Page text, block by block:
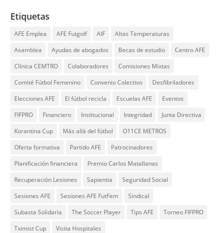
Etiquetas
AFE Emplea AFE Futgolf AIF
Altas Temperaturas
Asamblea
Ayudas de abogados Becas de estudio
Centro AFE
Clínica CEMTRO
Colaboradores
Comisiones Mixtas
Comité Fútbol Femenino
Convenio Colectivo
Desfibriladores
Elecciones AFE
El fútbol recicla Escuelas AFE
Eventos
FIFPRO
Financiero Institucional Integridad
Junta Directiva
Korantina Cup
Más allá del fútbol
O11CE METROS
Oferta formativa
Partido AFE
Patrocinadores
Planificación financiera
Premio Carlos Matallanas
Recuperación Lesiones
Sapientia
Seguridad Social
Sesiones AFE
Sesiones AFE FutFem
Sindical
Subasta Solidaria
The Soccer Player Tips AFE
Torneo FIFPRO
Tximist Cup
Visita Hospitales